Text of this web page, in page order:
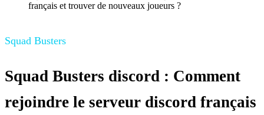
français et trouver de nouveaux joueurs ?
Squad Busters
Squad Busters discord : Comment
rejoindre le serveur discord français